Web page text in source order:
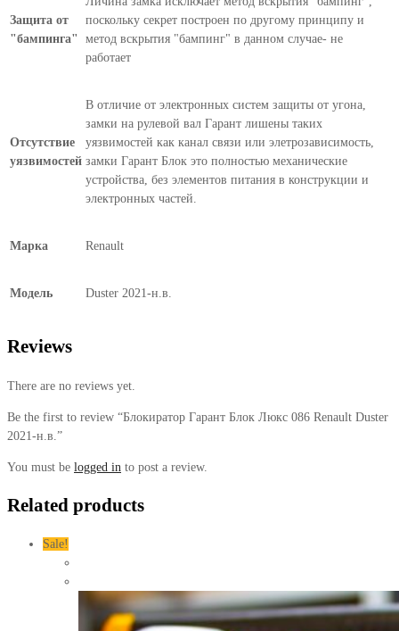
Защита от
"бампинга"
поскольку секрет построен по другому принципу и
метод вскрытия "бампинг" в данном случае- не
работает
Отсутствие
уязвимостей
В отличие от электронных систем защиты от угона,
замки на рулевой вал Гарант лишены таких
уязвимостей как канал связи или элетрозависимость,
замки Гарант Блок это полностью механические
устройства, без элементов питания в конструкции и
электронных частей.
Марка Renault
Модель Duster 2021-н.в.
Reviews
There are no reviews yet.
Be the first to review “Блокиратор Гарант Блок Люкс 086 Renault Duster
2021-н.в.”
You must be logged in to post a review.
Related products
Sale!